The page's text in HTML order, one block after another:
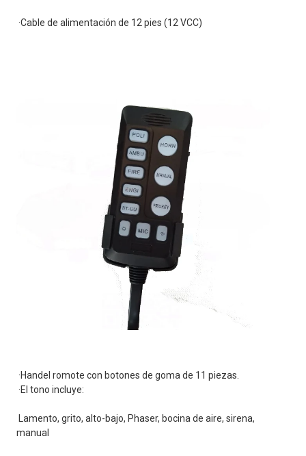
·Cable de alimentación de 12 pies (12 VCC)
·Handel romote con botones de goma de 11 piezas.
·El tono incluye:
Lamento, grito, alto-bajo, Phaser, bocina de aire, sirena,
manual